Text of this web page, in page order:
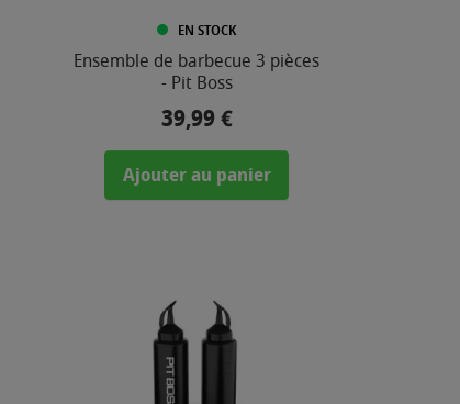
EN STOCK
Ensemble de barbecue 3 pièces
- Pit Boss
Prix
39,99 €
Ajouter au panier